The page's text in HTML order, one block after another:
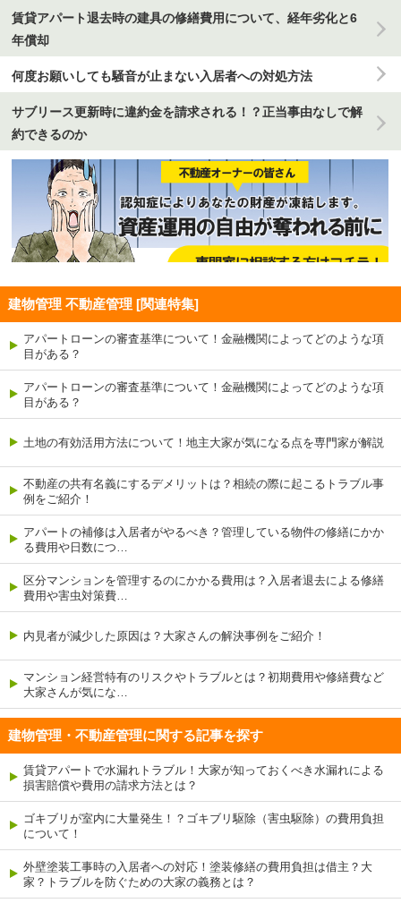
賃貸アパート退去時の建具の修繕費用について、経年劣化と6
年償却
何度お願いしても騒音が止まない入居者への対処方法
サブリース更新時に違約金を請求される！？正当事由なしで解
約できるのか
建物管理 不動産管理 [関連特集]
アパートローンの審査基準について！金融機関によってどのような項
目がある？
アパートローンの審査基準について！金融機関によってどのような項
目がある？
土地の有効活用方法について！地主大家が気になる点を専門家が解説
不動産の共有名義にするデメリットは？相続の際に起こるトラブル事
例をご紹介！
アパートの補修は入居者がやるべき？管理している物件の修繕にかか
る費用や日数につ…
区分マンションを管理するのにかかる費用は？入居者退去による修繕
費用や害虫対策費…
内見者が減少した原因は？大家さんの解決事例をご紹介！
マンション経営特有のリスクやトラブルとは？初期費用や修繕費など
大家さんが気にな…
建物管理・不動産管理に関する記事を探す
賃貸アパートで水漏れトラブル！大家が知っておくべき水漏れによる
損害賠償や費用の請求方法とは？
ゴキブリが室内に大量発生！？ゴキブリ駆除（害虫駆除）の費用負担
について！
外壁塗装工事時の入居者への対応！塗装修繕の費用負担は借主？大
家？トラブルを防ぐための大家の義務とは？